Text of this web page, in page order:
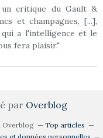
critique du Gault &
et champagnes, [...],
a l'intelligence et le
fera plaisir."
par Overblog
Top articles